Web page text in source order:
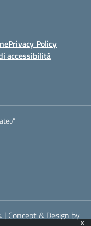
Privacy Policy
accessibilità
| Concept & Design by
x